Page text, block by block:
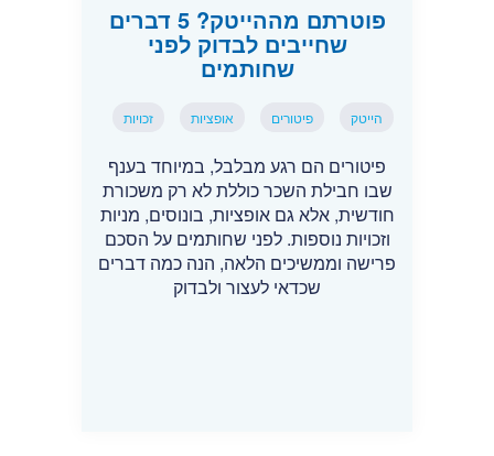
פוטרתם מההייטק? 5 דברים
שחייבים לבדוק לפני
שחותמים
הייטק פיטורים אופציות זכויות
פיטורים הם רגע מבלבל, במיוחד בענף
שבו חבילת השכר כוללת לא רק משכורת
חודשית, אלא גם אופציות, בונוסים, מניות
וזכויות נוספות. לפני שחותמים על הסכם
פרישה וממשיכים הלאה, הנה כמה דברים
שכדאי לעצור ולבדוק